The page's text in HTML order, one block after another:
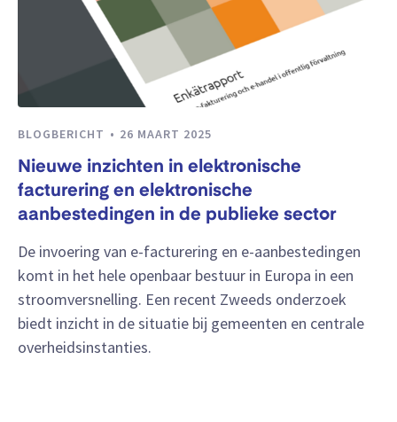
BLOGBERICHT 26 MAART 2025
Nieuwe inzichten in elektronische
facturering en elektronische
aanbestedingen in de publieke sector
De invoering van e-facturering en e-aanbestedingen
komt in het hele openbaar bestuur in Europa in een
stroomversnelling. Een recent Zweeds onderzoek
biedt inzicht in de situatie bij gemeenten en centrale
overheidsinstanties.